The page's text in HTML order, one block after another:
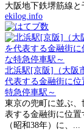
大阪地下鉄堺筋線と
ekilog.info
北浜駅[京阪]（大阪
代表する金融街に
特急停車駅～
東京の兜町に並ぶ
表する金融街に位
（昭和38年）に、...